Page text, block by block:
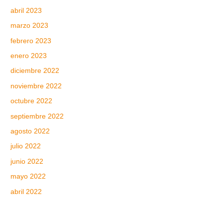
abril 2023
marzo 2023
febrero 2023
enero 2023
diciembre 2022
noviembre 2022
octubre 2022
septiembre 2022
agosto 2022
julio 2022
junio 2022
mayo 2022
abril 2022